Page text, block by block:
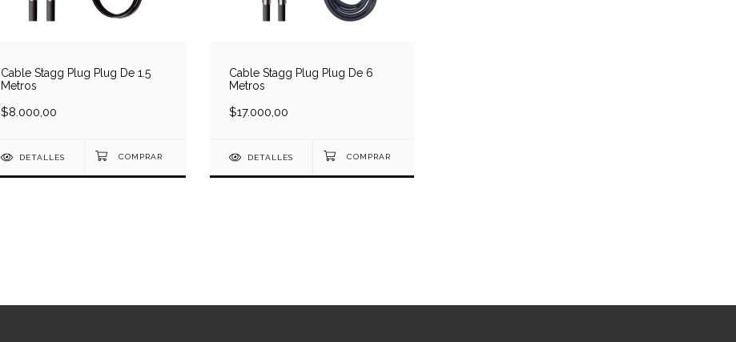
Cable Stagg Plug Plug De 1.5
Metros
$8.000,00
DETALLES
Cable Stagg Plug Plug De 6
Metros
$17.000,00
DETALLES